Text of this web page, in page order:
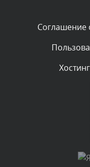
Комментарий
администратором.
Комментарий
Текст комментария
Комментарий
Текст комментария
администратором.
Соглашение